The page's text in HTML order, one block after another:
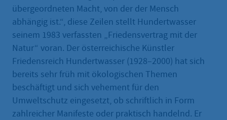
übergeordneten Macht, von der der Mensch
abhängig ist.“, diese Zeilen stellt Hundertwasser
seinem 1983 verfassten „Friedensvertrag mit der
Natur“ voran. Der österreichische Künstler
Friedensreich Hundertwasser (1928–2000) hat sich
bereits sehr früh mit ökologischen Themen
beschäftigt und sich vehement für den
Umweltschutz eingesetzt, ob schriftlich in Form
zahlreicher Manifeste oder praktisch handelnd. Er